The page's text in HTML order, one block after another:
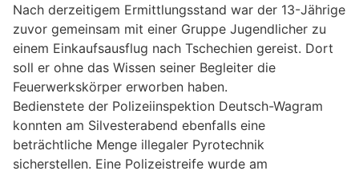
Nach derzeitigem Ermittlungsstand war der 13-Jährige
zuvor gemeinsam mit einer Gruppe Jugendlicher zu
einem Einkaufsausflug nach Tschechien gereist. Dort
soll er ohne das Wissen seiner Begleiter die
Feuerwerkskörper erworben haben.
Bedienstete der Polizeiinspektion Deutsch-Wagram
konnten am Silvesterabend ebenfalls eine
beträchtliche Menge illegaler Pyrotechnik
sicherstellen. Eine Polizeistreife wurde am